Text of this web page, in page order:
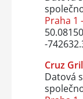
Praha 1
-
Cruz
Datová